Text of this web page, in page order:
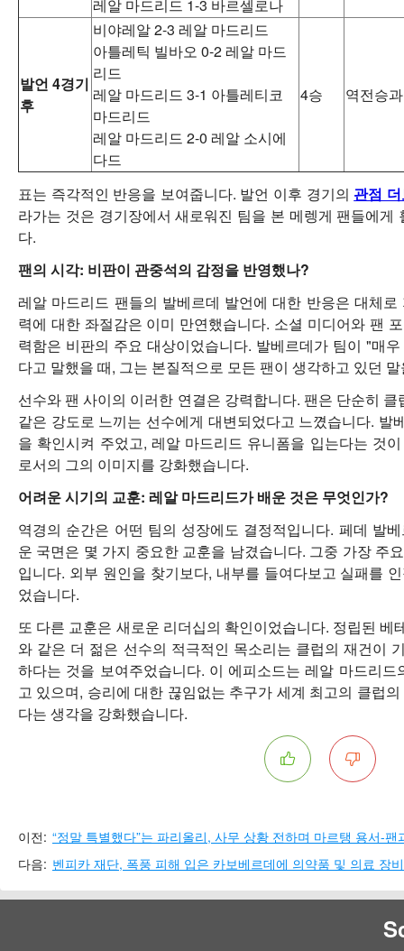
레알 마드리드 1-3 바르셀로나
발언 4경기
후
비야레알 2-3 레알 마드리드
아틀레틱 빌바오 0-2 레알 마드
리드
레알 마드리드 3-1 아틀레티코
마드리드
레알 마드리드 2-0 레알 소시에
다드
4승 역전승
표는 즉각적인 반응을 보여줍니다. 발언 이후 경기의 관점
라가는 것은 경기장에서 새로워진 팀을 본 메렝게 팬들에
다.
팬의 시각: 비판이 관중석의 감정을 반영했나?
레알 마드리드 팬들의 발베르데 발언에 대한 반응은 대체
력에 대한 좌절감은 이미 만연했습니다. 소셜 미디어와 팬
력함은 비판의 주요 대상이었습니다. 발베르데가 팀이 "매
다고 말했을 때, 그는 본질적으로 모든 팬이 생각하고 있던
선수와 팬 사이의 이러한 연결은 강력합니다. 팬은 단순히
같은 강도로 느끼는 선수에게 대변되었다고 느꼈습니다. 발
을 확인시켜 주었고, 레알 마드리드 유니폼을 입는다는 것
로서의 그의 이미지를 강화했습니다.
어려운 시기의 교훈: 레알 마드리드가 배운 것은 무엇인가?
역경의 순간은 어떤 팀의 성장에도 결정적입니다. 페데 발
운 국면은 몇 가지 중요한 교훈을 남겼습니다. 그중 가장 주
입니다. 외부 원인을 찾기보다, 내부를 들여다보고 실패를
었습니다.
또 다른 교훈은 새로운 리더십의 확인이었습니다. 정립된
와 같은 더 젊은 선수의 적극적인 목소리는 클럽의 재건이
하다는 것을 보여주었습니다. 이 에피소드는 레알 마드리
고 있으며, 승리에 대한 끊임없는 추구가 세계 최고의 클럽
다는 생각을 강화했습니다.
이전: “정말 특별했다”는 파리올리, 사무 상황 전하며 마르탱 용서-팬
다음: 벤피카 재단, 폭풍 피해 입은 카보베르데에 의약품 및 의료 장